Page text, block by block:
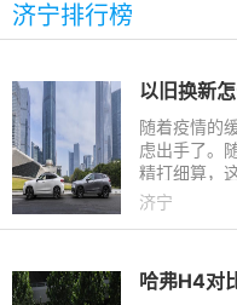
济宁排行榜
随着疫情的
虑出手了。
精打细算，
诚意的时刻
济宁